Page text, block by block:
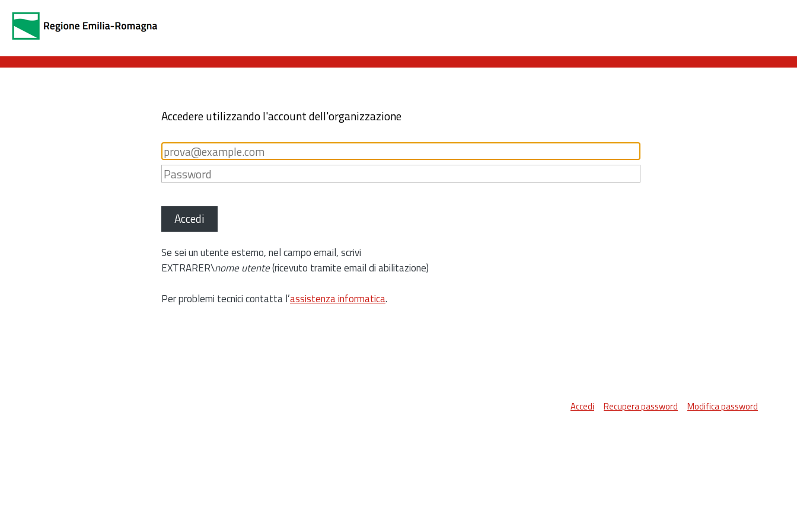
Accedere utilizzando l'account dell'organizzazione
Accedi
Se sei un utente esterno, nel campo email, scrivi
EXTRARER\nome utente(ricevuto tramite email di abilitazione)
Per problemi tecnici contatta l’assistenza informatica.
Accedi Recupera password Modifica password